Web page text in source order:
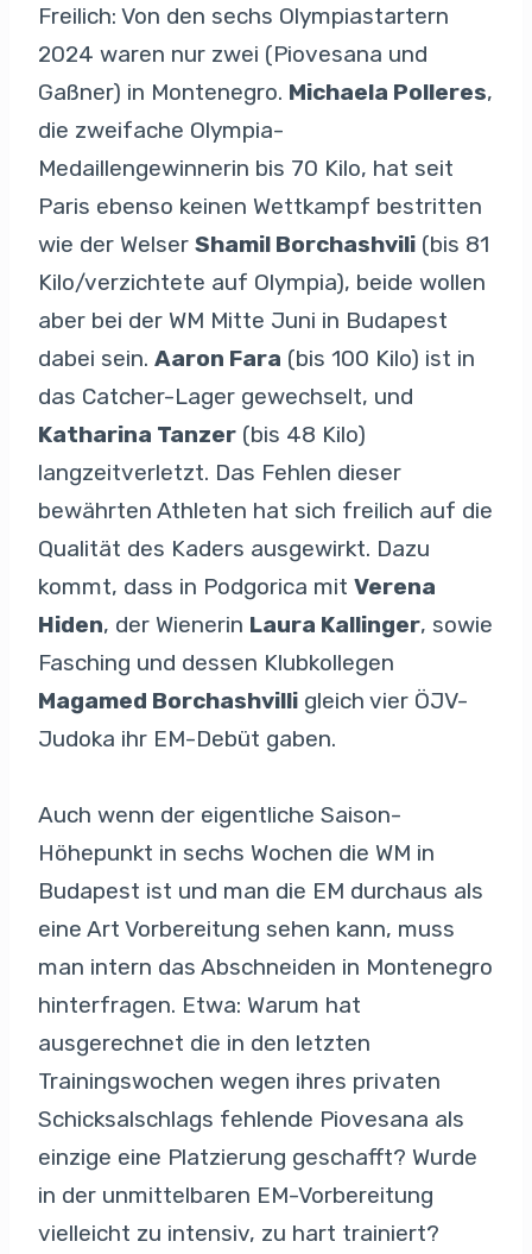
Freilich: Von den sechs Olympiastartern
2024 waren nur zwei (Piovesana und
Gaßner) in Montenegro. Michaela Polleres,
die zweifache Olympia-
Medaillengewinnerin bis 70 Kilo, hat seit
Paris ebenso keinen Wettkampf bestritten
wie der Welser Shamil Borchashvili (bis 81
Kilo/verzichtete auf Olympia), beide wollen
aber bei der WM Mitte Juni in Budapest
dabei sein. Aaron Fara (bis 100 Kilo) ist in
das Catcher-Lager gewechselt, und
Katharina Tanzer (bis 48 Kilo)
langzeitverletzt. Das Fehlen dieser
bewährten Athleten hat sich freilich auf die
Qualität des Kaders ausgewirkt. Dazu
kommt, dass in Podgorica mit Verena
Hiden, der Wienerin Laura Kallinger, sowie
Fasching und dessen Klubkollegen
Magamed Borchashvilli gleich vier ÖJV-
Judoka ihr EM-Debüt gaben.
Auch wenn der eigentliche Saison-
Höhepunkt in sechs Wochen die WM in
Budapest ist und man die EM durchaus als
eine Art Vorbereitung sehen kann, muss
man intern das Abschneiden in Montenegro
hinterfragen. Etwa: Warum hat
ausgerechnet die in den letzten
Trainingswochen wegen ihres privaten
Schicksalschlags fehlende Piovesana als
einzige eine Platzierung geschafft? Wurde
in der unmittelbaren EM-Vorbereitung
vielleicht zu intensiv, zu hart trainiert?